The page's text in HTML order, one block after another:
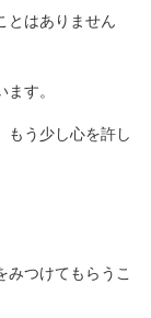
とはありません
す。
もう少し心を許し
みつけてもらうこ